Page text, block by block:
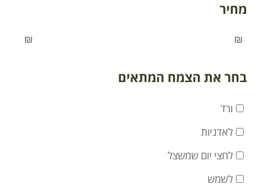
מחיר
₪ ₪
בחר את הצמח המתאים
ורד
לאדניות
לחצי יום שמשצל
לשמש